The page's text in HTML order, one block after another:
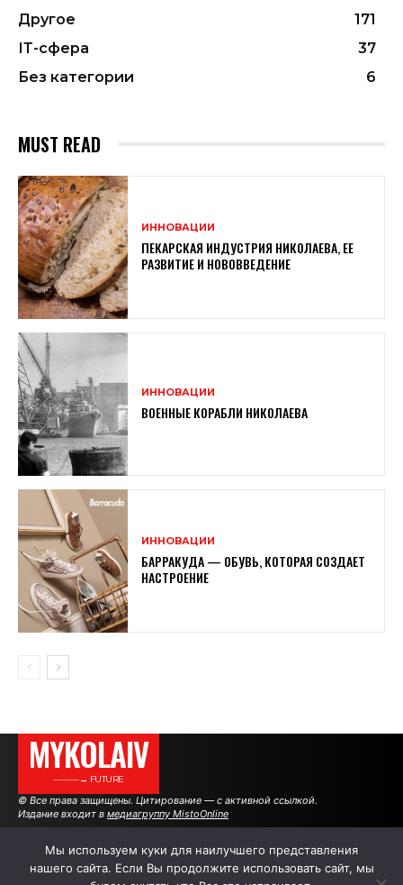
Другое
171
ІТ-сфера
37
Без категории
6
MUST READ
ИННОВАЦИИ
ПЕКАРСКАЯ ИНДУСТРИЯ НИКОЛАЕВА, ЕЕ
РАЗВИТИЕ И НОВОВВЕДЕНИЕ
ИННОВАЦИИ
ВОЕННЫЕ КОРАБЛИ НИКОЛАЕВА
ИННОВАЦИИ
БАРРАКУДА — ОБУВЬ, КОТОРАЯ СОЗДАЕТ
НАСТРОЕНИЕ
MYKOLAIV
———→ FUTURE
© Все права защищены. Цитирование — с активной ссылкой.
Издание входит в медиагруппу MistoOnline
АВТОРЫ РЕКЛАМА НА САЙТЕ
Мы используем куки для наилучшего представления
нашего сайта. Если Вы продолжите использовать сайт, мы